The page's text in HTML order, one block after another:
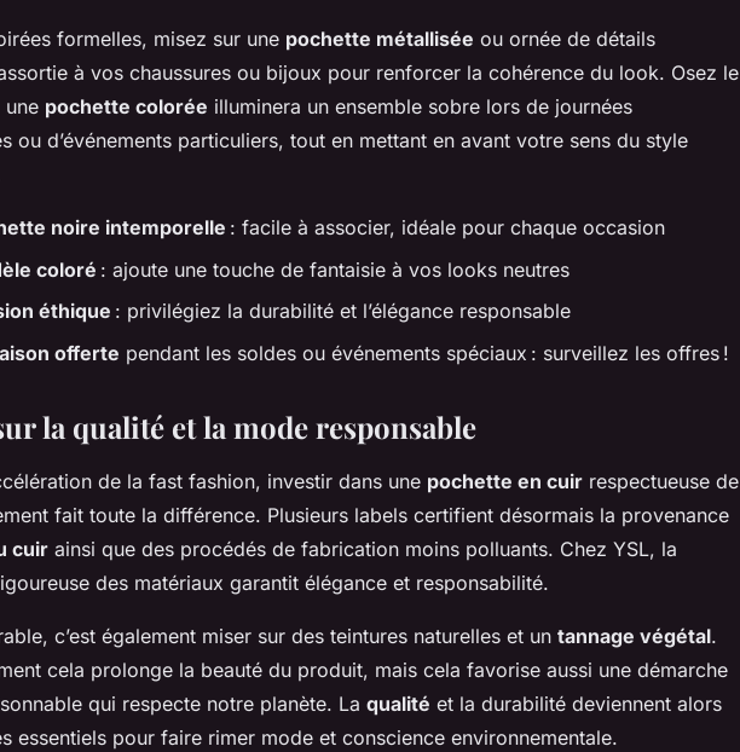
formelles, misez sur une pochette métallisée ou ornée de détails
à vos chaussures ou bijoux pour renforcer la cohérence du look. Osez le
une pochette colorée illuminera un ensemble sobre lors de journées
ou d’événements particuliers, tout en mettant en avant votre sens du style
noire intemporelle : facile à associer, idéale pour chaque occasion
coloré : ajoute une touche de fantaisie à vos looks neutres
éthique : privilégiez la durabilité et l’élégance responsable
offerte pendant les soldes ou événements spéciaux : surveillez les offres !
la qualité et la mode responsable
de la fast fashion, investir dans une pochette en cuir respectueuse de
fait toute la différence. Plusieurs labels certifient désormais la provenance
cuir ainsi que des procédés de fabrication moins polluants. Chez YSL, la
des matériaux garantit élégance et responsabilité.
c’est également miser sur des teintures naturelles et un tannage végétal.
cela prolonge la beauté du produit, mais cela favorise aussi une démarche
qui respecte notre planète. La qualité et la durabilité deviennent alors
essentiels pour faire rimer mode et conscience environnementale.